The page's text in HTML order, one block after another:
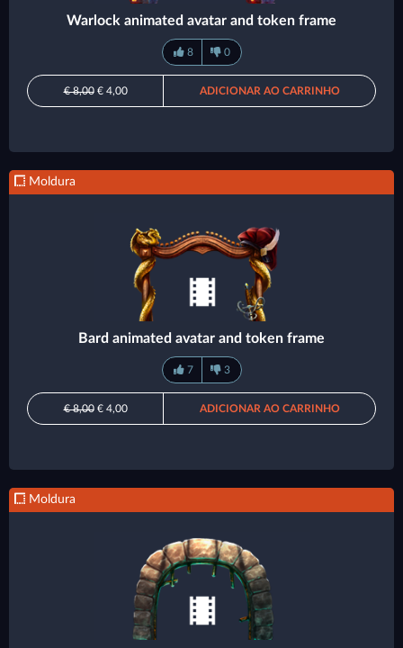
Warlock animated avatar and token frame
8 0
€ 8,00€ 4,00 ADICIONAR AO CARRINHO
Moldura
Bard animated avatar and token frame
7 3
€ 8,00€ 4,00 ADICIONAR AO CARRINHO
Moldura